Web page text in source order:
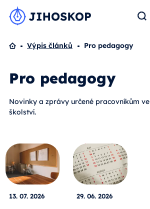
Domů
Výpis článků Pro pedagogy
Pro pedagogy
Novinky a zprávy určené pracovníkům ve
školství.
13. 07. 2026 29. 06. 2026